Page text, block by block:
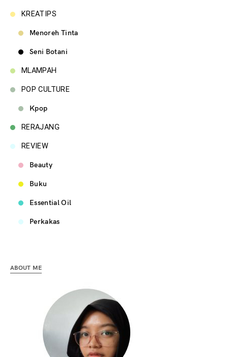
KREATIPS
Menoreh Tinta
Seni Botani
MLAMPAH
POP CULTURE
Kpop
RERAJANG
REVIEW
Beauty
Buku
Essential Oil
Perkakas
ABOUT ME